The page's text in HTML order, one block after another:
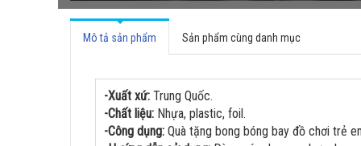
Mô tả sản phẩm Sản phẩm cùng danh mục
-Xuất xứ: Trung Quốc.
-Chất liệu: Nhựa, plastic, foil.
-Công dụng: Quà tặng bong bóng bay đồ chơi trẻ